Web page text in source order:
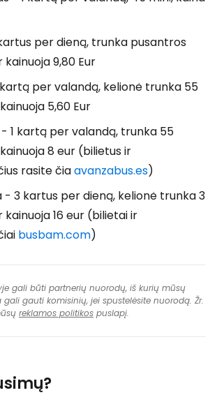
per dieną, trunka pusantros
9,80 Eur
kartą per valandą, kelionė trunka 55
5,60 Eur
1 kartą per valandą, trunka 55
8 eur (bilietus ir
rasite čiaavanzabus.es)
- 3 kartus per dieną, kelionė trunka 3
kainuoja 16 eur (bilietai ir
busbam.com)
gali būti partnerių nuorodų, iš kurių mūsų
gauti komisinių, jei spustelėsite nuorodą. Žr.
reklamos politikos puslapį.